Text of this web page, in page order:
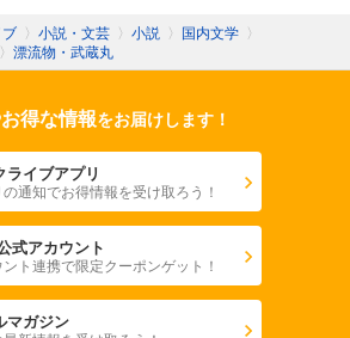
〉 小説・文芸 〉 小説 〉 国内文学 〉
〉 漂流物・武蔵丸
得な情報をお届けします！
ライブアプリ
通知でお得情報を受け取ろう！
式アカウント
ト連携で限定クーポンゲット！
マガジン